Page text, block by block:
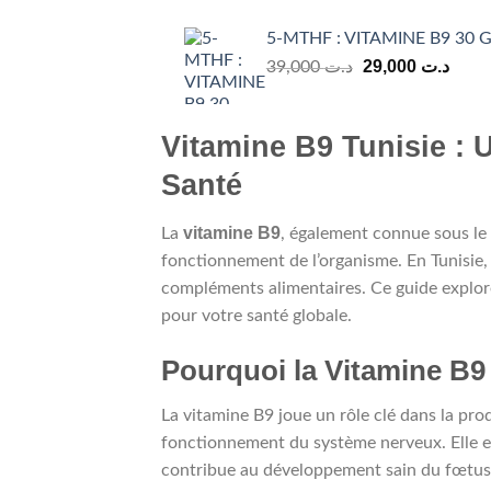
5-MTHF : VITAMINE B9 30
د.ت39,000
Le
était :
د.ت 29,000
Le
est :
Vitamine B9 Tunisie :
Santé
La vitamine B9, également connue sous
fonctionnement de l’organisme. En
compléments alimentaires. Ce guide
pour votre santé globale.
Pourquoi la Vitamine
La vitamine B9 joue un rôle clé dans la
fonctionnement du système nerveux. Elle
contribue au développement sain du